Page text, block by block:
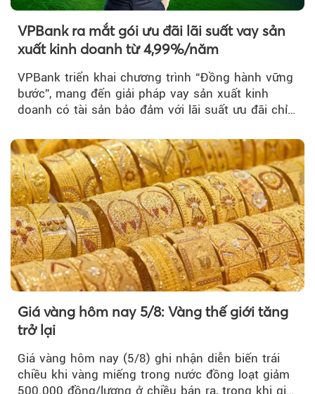
VPBank ra mắt gói ưu đãi lãi suất vay sản
xuất kinh doanh từ 4,99%/năm
VPBank triển khai chương trình “Đồng hành vững
bước”, mang đến giải pháp vay sản xuất kinh
doanh có tài sản bảo đảm với lãi suất ưu đãi chỉ
Giá vàng hôm nay 5/8: Vàng thế giới tăng
trở lại
Giá vàng hôm nay (5/8) ghi nhận diễn biến trái
chiều khi vàng miếng trong nước đồng loạt giảm
500.000 đồng/lượng ở chiều bán ra, trong khi giá